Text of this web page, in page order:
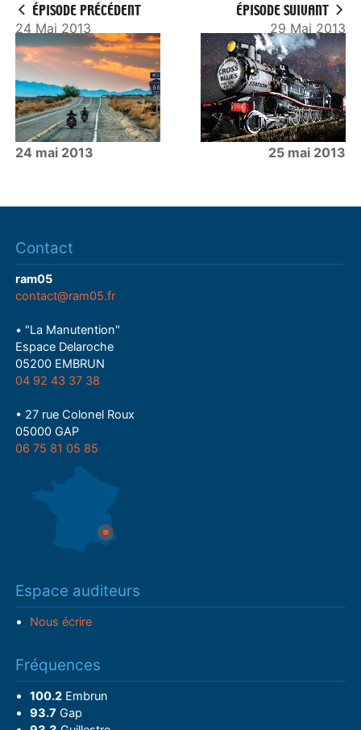
ÉPISODE PRÉCÉDENT
24 Mai 2013
24 mai 2013
ÉPISODE SUIVANT
29 Mai 2013
25 mai 2013
Contact
ram05
contact@ram05.fr
• "La Manutention"
Espace Delaroche
05200 EMBRUN
04 92 43 37 38
• 27 rue Colonel Roux
05000 GAP
06 75 81 05 85
Espace auditeurs
Nous écrire
Fréquences
100.2Embrun
93.7 Gap